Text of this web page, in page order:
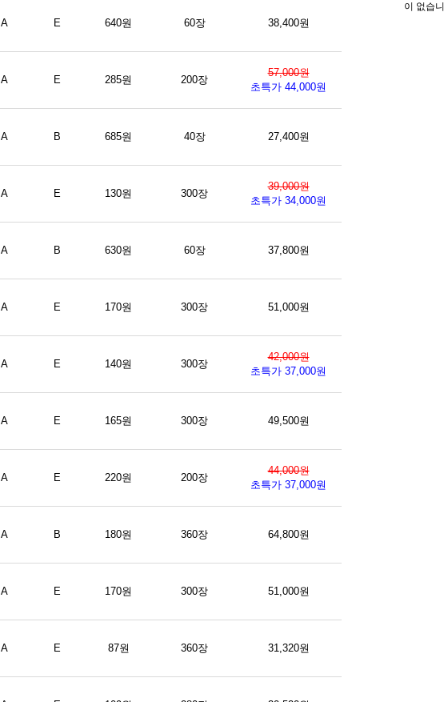
A E 640원 60장 38,400원
A E 285원 200장
57,000원
초특가 44,000원
A B 685원 40장 27,400원
A E 130원 300장
39,000원
초특가 34,000원
A B 630원 60장 37,800원
A E 170원 300장 51,000원
A E 140원 300장
42,000원
초특가 37,000원
A E 165원 300장 49,500원
A E 220원 200장
44,000원
초특가 37,000원
A B 180원 360장 64,800원
A E 170원 300장 51,000원
A E 87원 360장 31,320원
이 없습